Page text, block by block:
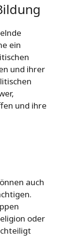
ein
und ihrer
und ihre
auch
oder